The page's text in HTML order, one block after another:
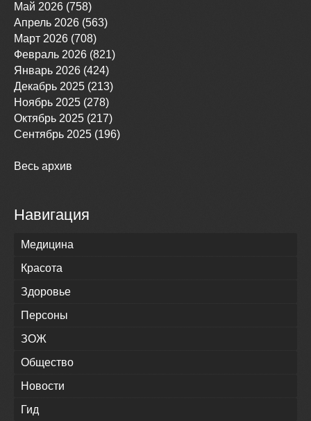
Май 2026 (758)
Апрель 2026 (563)
Март 2026 (708)
Февраль 2026 (821)
Январь 2026 (424)
Декабрь 2025 (213)
Ноябрь 2025 (278)
Октябрь 2025 (217)
Сентябрь 2025 (196)
Весь архив
Навигация
Медицина
Красота
Здоровье
Персоны
ЗОЖ
Общество
Новости
Гид